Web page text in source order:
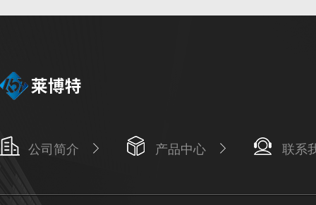
公司简介 产品中心 联系